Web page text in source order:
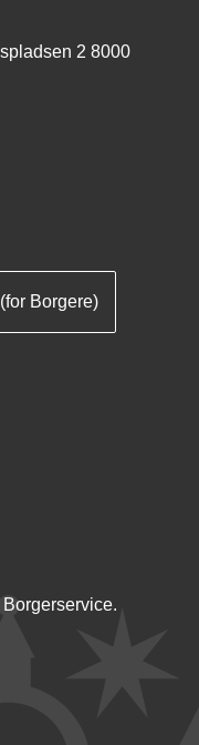
2 8000
Borgere)